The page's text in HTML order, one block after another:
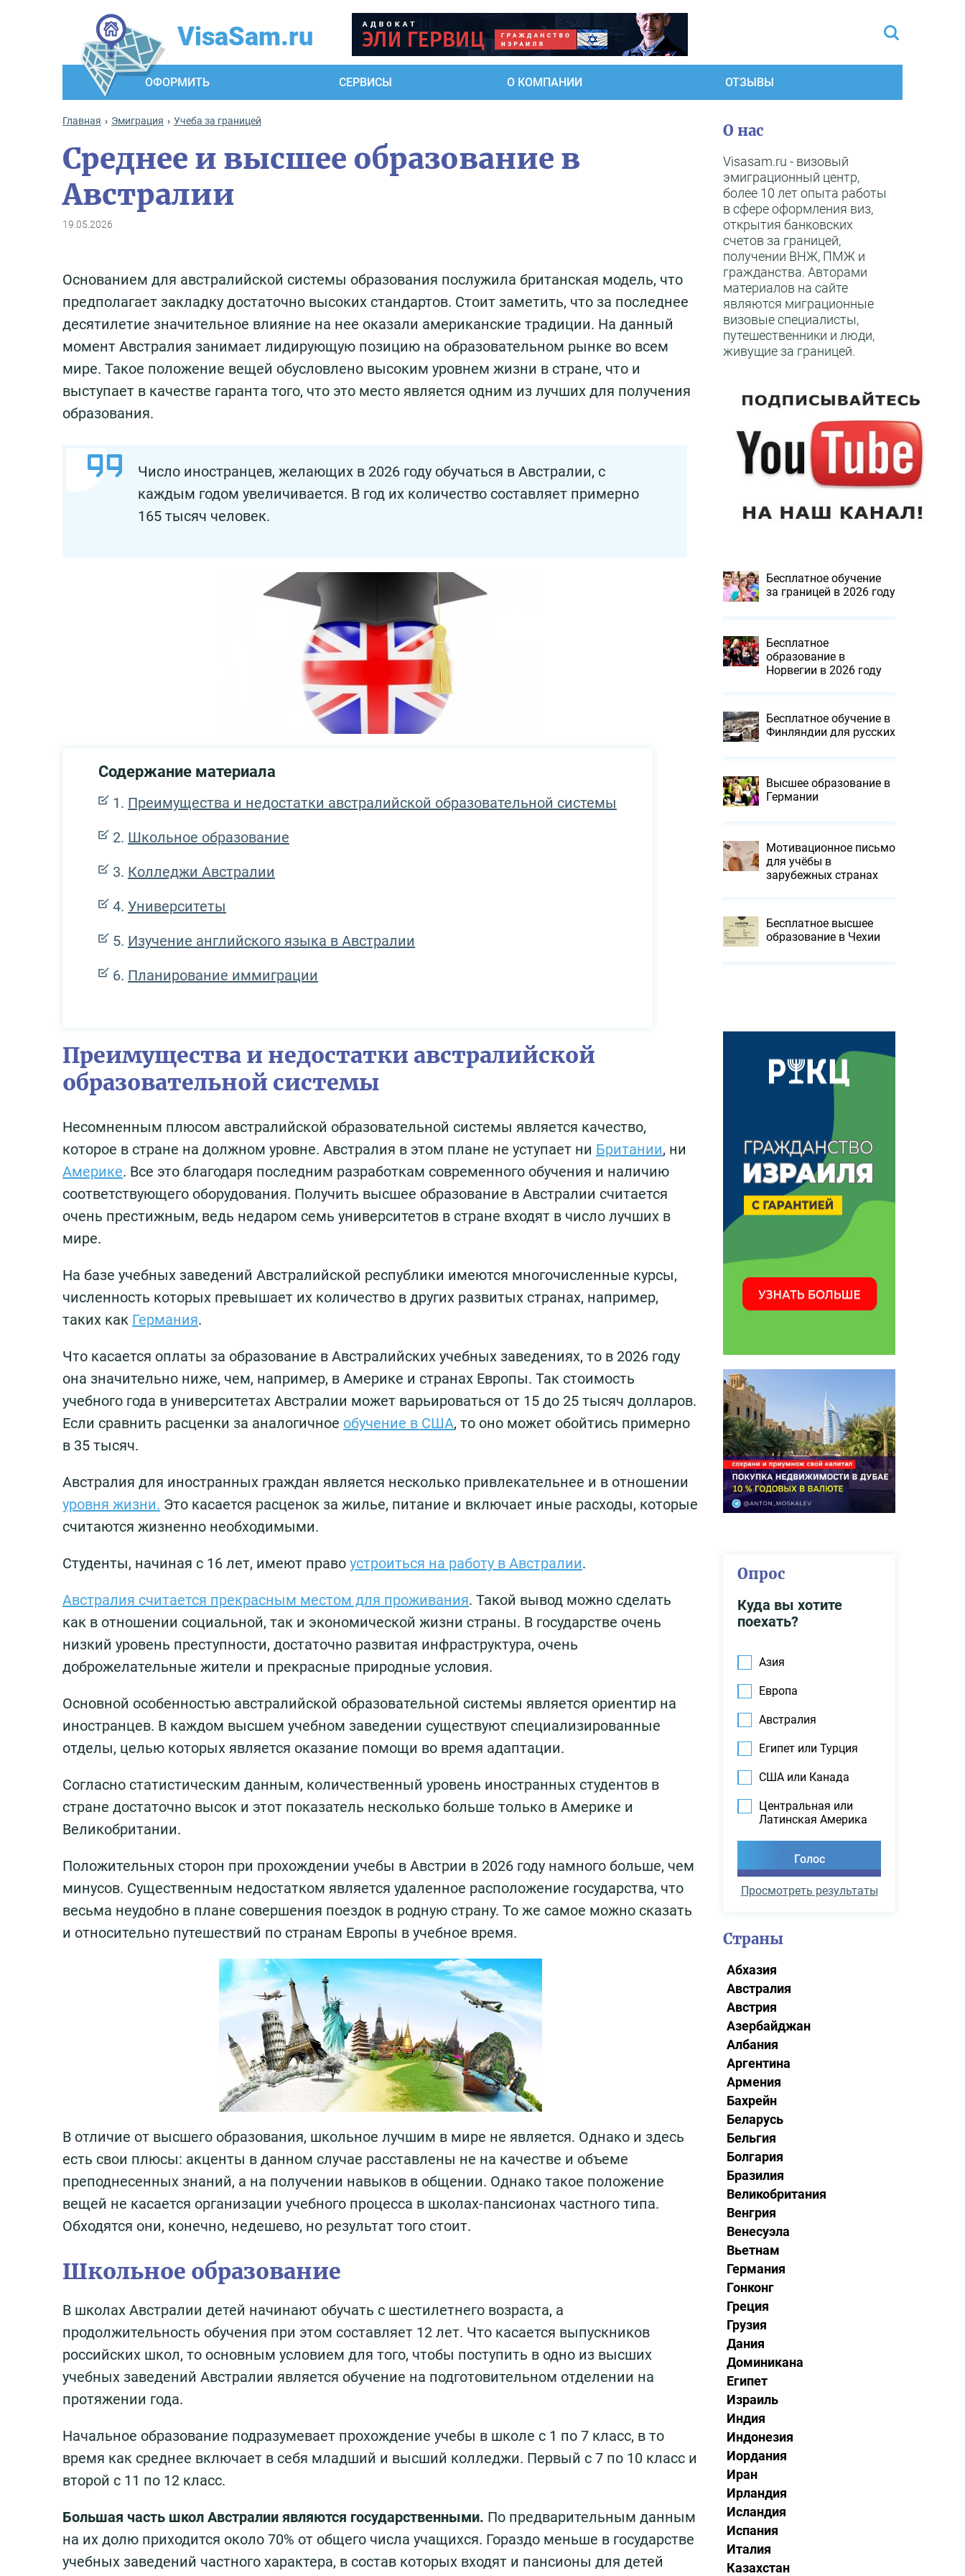
VisaSam.ru
ОФОРМИТЬ СЕРВИСЫ О КОМПАНИИ ОТЗЫВЫ
Главная Эмиграция Учеба за границей
Среднее и высшее образование в
Австралии
19.05.2026
Основанием для австралийской системы образования послужила британская модель, что
предполагает закладку достаточно высоких стандартов. Стоит заметить, что за последнее
десятилетие значительное влияние на нее оказали американские традиции. На данный
момент Австралия занимает лидирующую позицию на образовательном рынке во всем
мире. Такое положение вещей обусловлено высоким уровнем жизни в стране, что и
выступает в качестве гаранта того, что это место является одним из лучших для получения
образования.
Число иностранцев, желающих в 2026 году обучаться в Австралии, с
каждым годом увеличивается. В год их количество составляет примерно
165 тысяч человек.
Содержание материала
Преимущества и недостатки австралийской образовательной системы
Школьное образование
Колледжи Австралии
Университеты
Изучение английского языка в Австралии
Планирование иммиграции
Преимущества и недостатки австралийской
образовательной системы
Несомненным плюсом австралийской образовательной системы является качество,
которое в стране на должном уровне. Австралия в этом плане не уступает ни Британии, ни
Америке. Все это благодаря последним разработкам современного обучения и наличию
соответствующего оборудования. Получить высшее образование в Австралии считается
очень престижным, ведь недаром семь университетов в стране входят в число лучших в
мире.
На базе учебных заведений Австралийской республики имеются многочисленные курсы,
численность которых превышает их количество в других развитых странах, например,
таких как Германия.
Что касается оплаты за образование в Австралийских учебных заведениях, то в 2026 году
она значительно ниже, чем, например, в Америке и странах Европы. Так стоимость
учебного года в университетах Австралии может варьироваться от 15 до 25 тысяч долларов.
Если сравнить расценки за аналогичное обучение в США, то оно может обойтись примерно
в 35 тысяч.
Австралия для иностранных граждан является несколько привлекательнее и в отношении
уровня жизни. Это касается расценок за жилье, питание и включает иные расходы, которые
считаются жизненно необходимыми.
Студенты, начиная с 16 лет, имеют право устроиться на работу в Австралии.
Австралия считается прекрасным местом для проживания. Такой вывод можно сделать
как в отношении социальной, так и экономической жизни страны. В государстве очень
низкий уровень преступности, достаточно развитая инфраструктура, очень
доброжелательные жители и прекрасные природные условия.
Основной особенностью австралийской образовательной системы является ориентир на
иностранцев. В каждом высшем учебном заведении существуют специализированные
отделы, целью которых является оказание помощи во время адаптации.
Согласно статистическим данным, количественный уровень иностранных студентов в
стране достаточно высок и этот показатель несколько больше только в Америке и
Великобритании.
Положительных сторон при прохождении учебы в Австрии в 2026 году намного больше, чем
минусов. Существенным недостатком является удаленное расположение государства, что
весьма неудобно в плане совершения поездок в родную страну. То же самое можно сказать
и относительно путешествий по странам Европы в учебное время.
В отличие от высшего образования, школьное лучшим в мире не является. Однако и здесь
есть свои плюсы: акценты в данном случае расставлены не на качестве и объеме
преподнесенных знаний, а на получении навыков в общении. Однако такое положение
вещей не касается организации учебного процесса в школах-пансионах частного типа.
Обходятся они, конечно, недешево, но результат того стоит.
Школьное образование
В школах Австралии детей начинают обучать с шестилетнего возраста, а
продолжительность обучения при этом составляет 12 лет. Что касается выпускников
российских школ, то основным условием для того, чтобы поступить в одно из высших
учебных заведений Австралии является обучение на подготовительном отделении на
протяжении года.
Начальное образование подразумевает прохождение учебы в школе с 1 по 7 класс, в то
время как среднее включает в себя младший и высший колледжи. Первый с 7 по 10 класс и
второй с 11 по 12 класс.
Большая часть школ Австралии являются государственными. По предварительным данным
на их долю приходится около 70% от общего числа учащихся. Гораздо меньше в государстве
учебных заведений частного характера, в состав которых входят и пансионы для детей
О нас
Visasam.ru - визовый
эмиграционный центр,
более 10 лет опыта работы
в сфере оформления виз,
открытия банковских
счетов за границей,
получении ВНЖ, ПМЖ и
гражданства. Авторами
материалов на сайте
являются миграционные
визовые специалисты,
путешественники и люди,
живущие за границей.
Бесплатное обучение
за границей в 2026 году
Бесплатное
образование в
Норвегии в 2026 году
Бесплатное обучение в
Финляндии для русских
Высшее образование в
Германии
Мотивационное письмо
для учёбы в
зарубежных странах
Бесплатное высшее
образование в Чехии
Опрос
Куда вы хотите
поехать?
Азия
Европа
Австралия
Египет или Турция
США или Канада
Центральная или
Латинская Америка
Просмотреть результаты
Страны
Абхазия
Австралия
Австрия
Азербайджан
Албания
Аргентина
Армения
Бахрейн
Беларусь
Бельгия
Болгария
Бразилия
Великобритания
Венгрия
Венесуэла
Вьетнам
Германия
Гонконг
Греция
Грузия
Дания
Доминикана
Египет
Израиль
Индия
Индонезия
Иордания
Иран
Ирландия
Исландия
Испания
Италия
Казахстан